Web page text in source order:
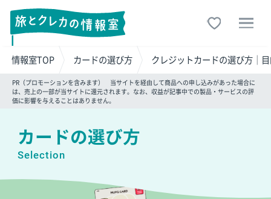
情報室TOP カードの選び方 クレジットカードの選び方│
PR（プロモーションを含みます） 当サイトを経由して商品への申し込みがあった場合に
は、売上の一部が当サイトに還元されます。なお、収益が記事中での製品・サービスの評
価に影響を与えることはありません。
カードの選び方
Selection